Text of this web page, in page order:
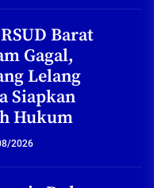
Barat
Gagal,
Lelang
Siapkan
Hukum
2026